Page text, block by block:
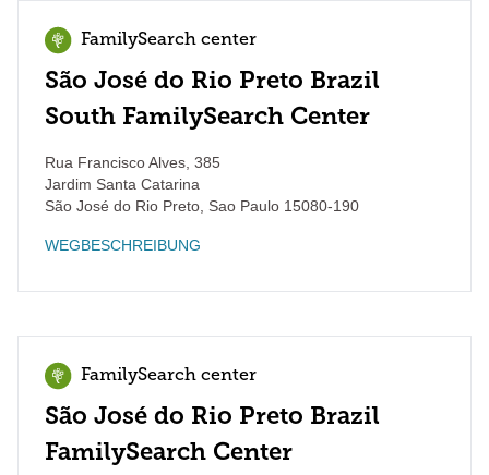
FamilySearch center
São José do Rio Preto Brazil
South FamilySearch Center
Rua Francisco Alves, 385
Jardim Santa Catarina
São José do Rio Preto Sao Paulo 15080-190
WEGBESCHREIBUNG
FamilySearch center
São José do Rio Preto Brazil
FamilySearch Center